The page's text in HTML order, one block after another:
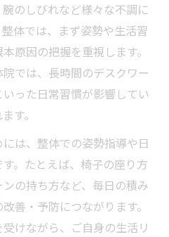
のしびれなど様々な不調に
体では、まず姿勢や生活習
原因の把握を重視します。
では、長時間のデスクワー
った日常習慣が影響してい
す。
は、整体での姿勢指導や日
。たとえば、椅子の座り方
の持ち方など、毎日の積み
善・予防につながります。
けながら、ご自身の生活リ